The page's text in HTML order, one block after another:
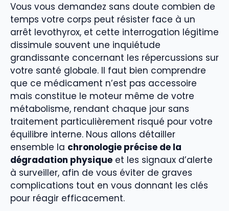
Vous vous demandez sans doute combien de
temps votre corps peut résister face à un
arrêt levothyrox, et cette interrogation légitime
dissimule souvent une inquiétude
grandissante concernant les répercussions sur
votre santé globale. Il faut bien comprendre
que ce médicament n’est pas accessoire
mais constitue le moteur même de votre
métabolisme, rendant chaque jour sans
traitement particulièrement risqué pour votre
équilibre interne. Nous allons détailler
ensemble la chronologie précise de la
dégradation physique et les signaux d’alerte
à surveiller, afin de vous éviter de graves
complications tout en vous donnant les clés
pour réagir efficacement.